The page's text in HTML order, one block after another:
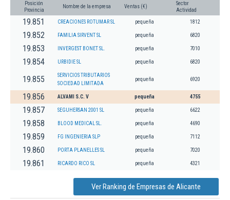
Posición
Provincia
Nombre de la empresa Ventas (€)
Sector
Actividad
19.851 CREACIONES ROTUMAR SL pequeña 1812
19.852 FAMILIA SIRVENT SL pequeña 6820
19.853 INVERGEST BONET SL. pequeña 7010
19.854 URBIDIE SL pequeña 6820
19.855
SERVICIOS TRIBUTARIOS
SOCIEDAD LIMITADA
pequeña 6920
19.856 ALVAMI S.C. V pequeña 4755
19.857 SEGUHERSAN 2001 SL pequeña 6622
19.858 BLOOD MEDICAL SL. pequeña 4690
19.859 FG INGENIERIA SLP pequeña 7112
19.860 PORTA PLANELLES SL pequeña 7020
19.861 RICARDO RICO SL pequeña 4321
Ver Ranking de Empresas de Alicante